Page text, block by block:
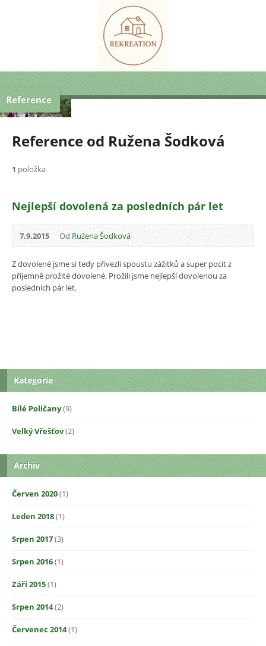
Reference
Reference od Ružena Šodková
1 položka
Nejlepší dovolená za posledních pár let
7.9.2015 OdRužena Šodková
Z dovolené jsme si tedy přivezli spoustu zážitků a super pocit z
příjemně prožité dovolené. Prožili jsme nejlepší dovolenou za
posledních pár let.
Kategorie
Bílé Poličany(9)
Velký Vřešťov(2)
Archiv
Červen 2020(1)
Leden 2018(1)
Srpen 2017(3)
Srpen 2016(1)
Září 2015(1)
Srpen 2014(2)
Červenec 2014(1)